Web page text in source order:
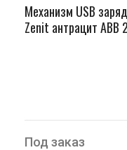
Механизм USB
Zenit антрацит ABB
Под заказ